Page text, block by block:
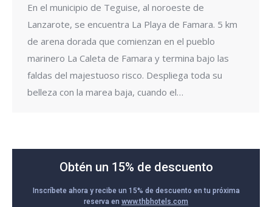
En el municipio de Teguise, al noroeste de
Lanzarote, se encuentra La Playa de Famara. 5 km
de arena dorada que comienzan en el pueblo
marinero La Caleta de Famara y termina bajo las
faldas del majestuoso risco. Despliega toda su
belleza con la marea baja, cuando el…
Obtén un 15% de descuento
Inscríbete ahora y recibe un 15% de descuento en tu próxima
reserva en www.thbhotels.com